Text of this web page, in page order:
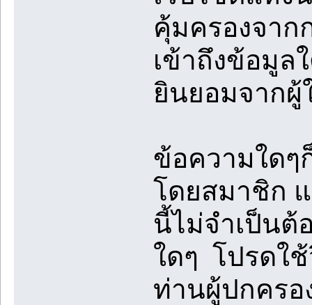
คุ้มครองจาก
เข้าถึงข้อมูล
ยินยอมจากผู้
ข้อความใดๆ
โดยสมาชิก
นี้ไม่จำเป็นต้
ใดๆ โปรดใ
ท่านผู้ปกครอ